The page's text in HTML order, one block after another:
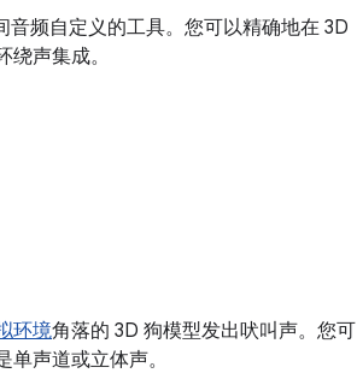
频自定义的工具。您可以精确地在 3D
声集成。
环境角落的 3D 狗模型发出吠叫声。您可
声道或立体声。